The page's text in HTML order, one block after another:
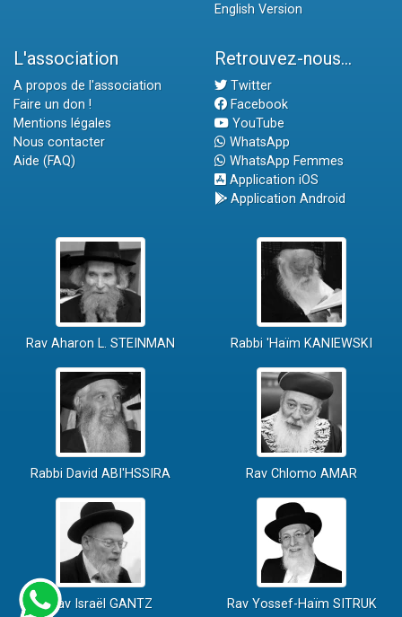
English Version
L'association
A propos de l'association
Faire un don !
Mentions légales
Nous contacter
Aide (FAQ)
Retrouvez-nous...
Twitter
Facebook
YouTube
WhatsApp
WhatsApp Femmes
Application iOS
Application Android
Rav Aharon L. STEINMAN Rabbi 'Haïm KANIEWSKI
Rabbi David ABI'HSSIRA Rav Chlomo AMAR
Rav Israël GANTZ Rav Yossef-Haïm SITRUK